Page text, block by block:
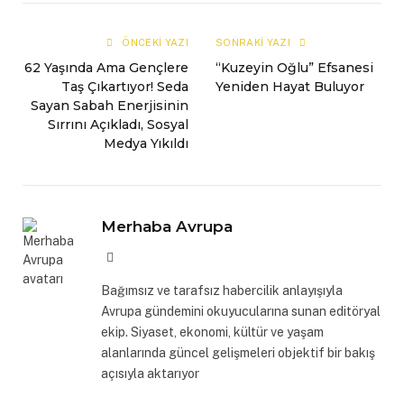
ÖNCEKI YAZI
62 Yaşında Ama Gençlere
Taş Çıkartıyor! Seda
Sayan Sabah Enerjisinin
Sırrını Açıkladı, Sosyal
Medya Yıkıldı
SONRAKI YAZI
“Kuzeyin Oğlu” Efsanesi
Yeniden Hayat Buluyor
Merhaba Avrupa
Bağımsız ve tarafsız habercilik anlayışıyla
Avrupa gündemini okuyucularına sunan editöryal
ekip. Siyaset, ekonomi, kültür ve yaşam
alanlarında güncel gelişmeleri objektif bir bakış
açısıyla aktarıyor